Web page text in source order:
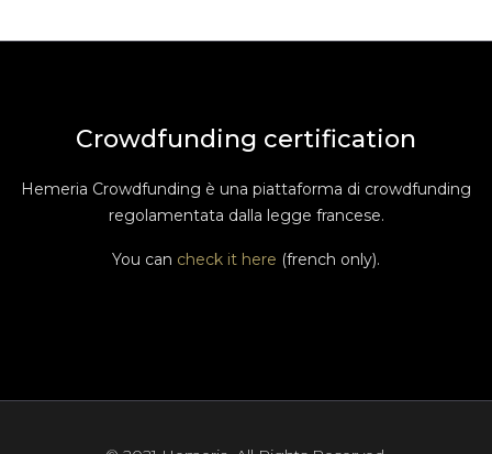
Crowdfunding certification
Hemeria Crowdfunding è una piattaforma di crowdfunding
regolamentata dalla legge francese.
You can check it here (french only).